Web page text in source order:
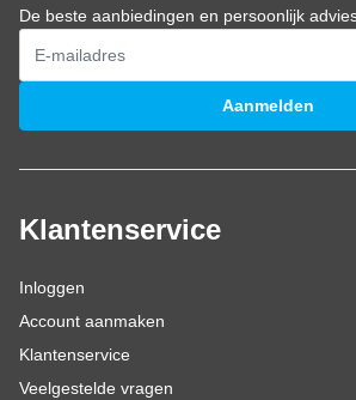
De beste aanbiedingen en persoonlijk
E-mailadres
Aanmelden
Klantenservice
Inloggen
Account aanmaken
Klantenservice
Veelgestelde vragen